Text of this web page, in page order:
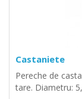
Castaniete
Pereche de
tare. Diametru: